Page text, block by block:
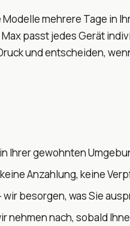
mehrere Tage in
passt jedes Gerät
und entscheiden,
Ihrer gewohnten
Anzahlung, keine
besorgen, was Sie
nehmen nach, sobald